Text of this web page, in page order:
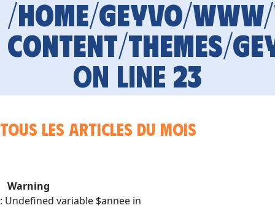
/home/geyvo/
content/themes/
on line 23
Tous les articles du mois
Warning
: Undefined variable $annee in